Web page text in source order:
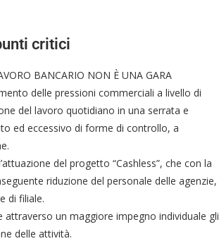
critici
BANCARIO NON È UNA GARA
delle pressioni commerciali a livello di
del lavoro quotidiano in una serrata e
ed eccessivo di forme di controllo, a
del progetto “Cashless”, che con la
riduzione del personale delle agenzie,
di filiale.
un maggiore impegno individuale gli
delle attività.